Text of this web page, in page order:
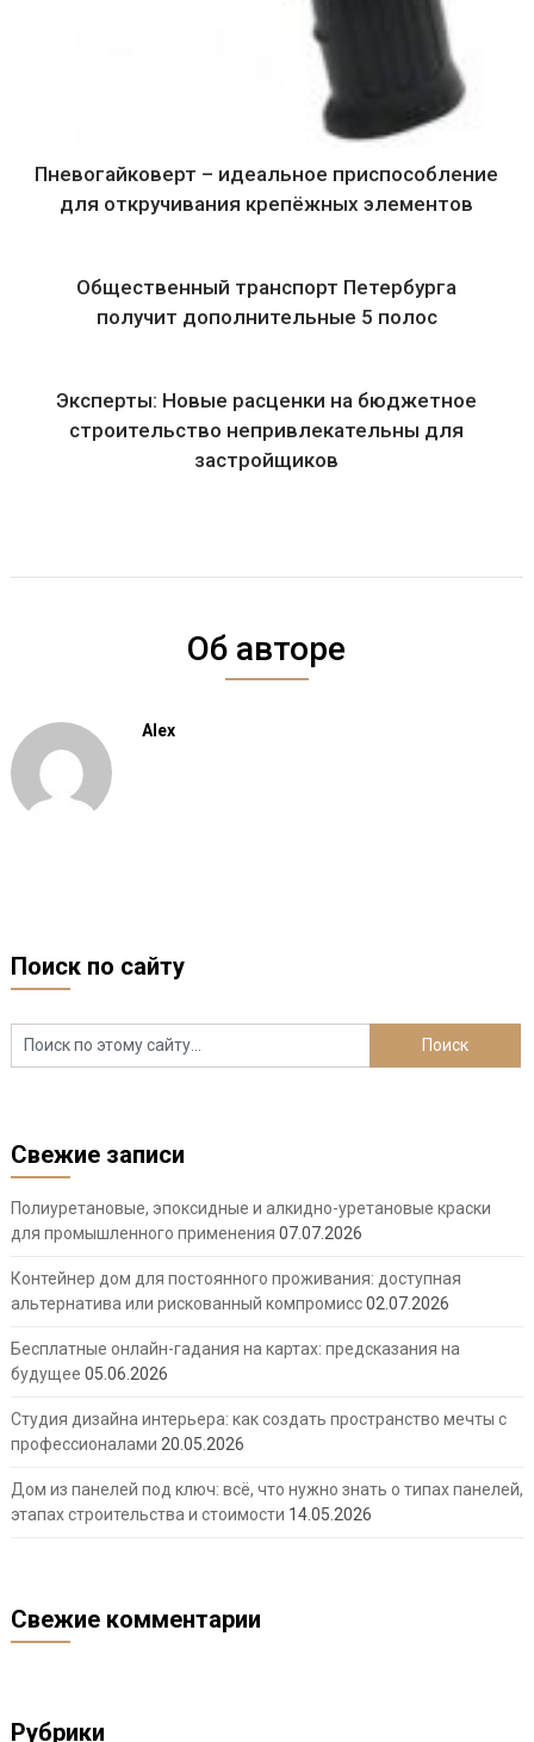
Пневогайковерт – идеальное приспособление
для откручивания крепёжных элементов
Общественный транспорт Петербурга
получит дополнительные 5 полос
Эксперты: Новые расценки на бюджетное
строительство непривлекательны для
застройщиков
Об авторе
Alex
Поиск по сайту
Свежие записи
Полиуретановые, эпоксидные и алкидно-уретановые краски
для промышленного применения 07.07.2026
Контейнер дом для постоянного проживания: доступная
альтернатива или рискованный компромисс02.07.2026
Бесплатные онлайн-гадания на картах: предсказания на
будущее 05.06.2026
Студия дизайна интерьера: как создать пространство мечты с
профессионалами 20.05.2026
Дом из панелей под ключ: всё, что нужно знать о типах панелей,
этапах строительства и стоимости 14.05.2026
Свежие комментарии
Рубрики